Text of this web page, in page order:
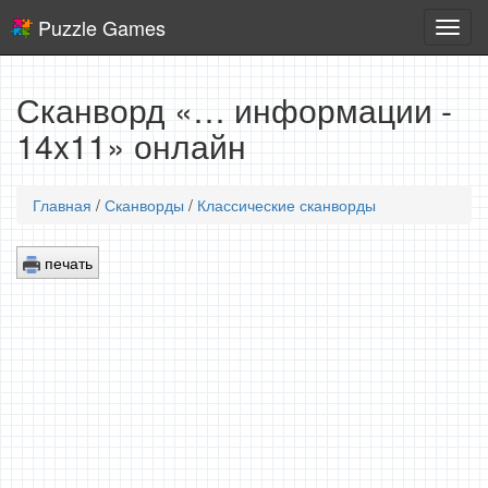
игры
Puzzle Games
Сканворд «… информации -
14x11» онлайн
Главная / Сканворды / Классические сканворды
печать